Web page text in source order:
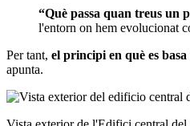
“Què passa quan treus un
l'entorn on hem evolucionat
Per tant, el principi en què es
apunta.